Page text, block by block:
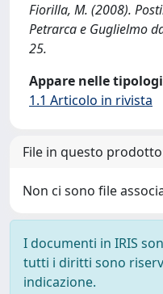
Fiorilla, M. (2008).
Petrarca e Guglielmo
25.
Appare nelle
1.1 Articolo in rivista
File in questo
Non ci sono file
I documenti in IRIS
tutti i diritti sono
indicazione.